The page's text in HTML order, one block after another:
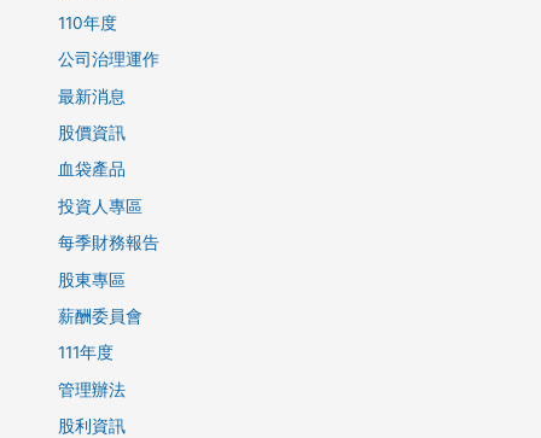
110年度
公司治理運作
最新消息
股價資訊
血袋產品
投資人專區
每季財務報告
股東專區
薪酬委員會
111年度
管理辦法
股利資訊